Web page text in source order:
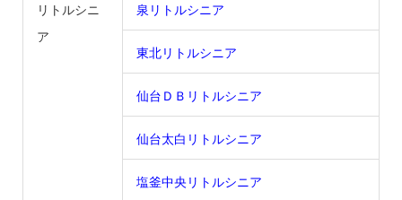
リトルシニ
ア
泉リトルシニア
東北リトルシニア
仙台ＤＢリトルシニア
仙台太白リトルシニア
塩釜中央リトルシニア